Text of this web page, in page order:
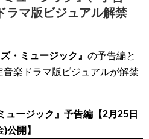
ラマ版ビジュアル解禁
・ミュージック』 の予告編と
楽ドラマ版ビジュアルが解禁
ュージック』予告編【2月25日
)公開】